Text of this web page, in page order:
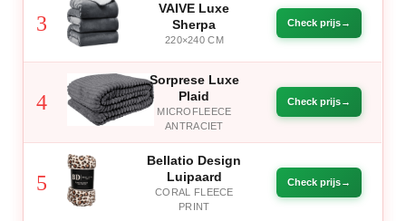
3
VAIVE Luxe
Sherpa
220×240 CM
Check prijs
4
Sorprese Luxe
Plaid
MICROFLEECE
ANTRACIET
Check prijs
5
Bellatio Design
Luipaard
CORAL FLEECE
PRINT
Check prijs